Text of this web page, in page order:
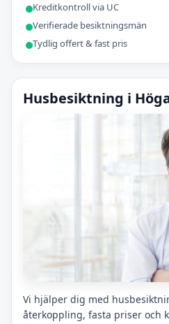
Kreditkontroll via UC
Verifierade besiktningsmän
Tydlig offert & fast pris
Husbesiktning i
Vi hjälper dig med
återkoppling, fasta priser och